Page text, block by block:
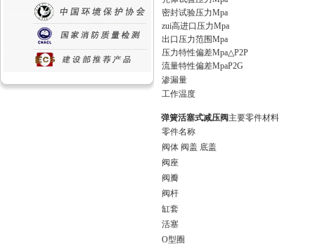
密封试验压力Mpa
zui高进口压力Mpa
出口压力范围Mpa
压力特性偏差Mpa△P2P
流量特性偏差MpaP2G
渗漏量
工作温度
弹簧活塞式减压阀 主要零件材料
零件名称
阀体 阀盖 底盖
阀座
阀瓣
阀杆
缸套
活塞
O型圈